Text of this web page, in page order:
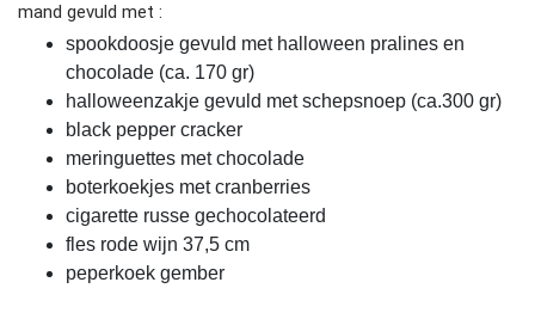
mand gevuld met :
spookdoosje gevuld met halloween pralines en
chocolade (ca. 170 gr)
halloweenzakje gevuld met schepsnoep (ca.300 gr)
black pepper cracker
meringuettes met chocolade
boterkoekjes met cranberries
cigarette russe gechocolateerd
fles rode wijn 37,5 cm
peperkoek gember